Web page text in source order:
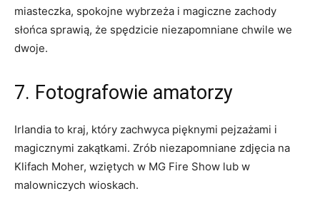
miasteczka,​ spokojne wybrzeża i magiczne zachody
słońca sprawią, że spędzicie niezapomniane chwile we
dwoje.
7. Fotografowie amatorzy
Irlandia ⁢to kraj, który zachwyca pięknymi‍ pejzażami ⁤i
magicznymi zakątkami. Zrób‍ niezapomniane ‌zdjęcia na⁢
Klifach Moher, wziętych‍ w⁤ MG Fire Show‍ lub w
malowniczych wioskach.